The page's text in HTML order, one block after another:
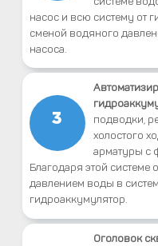
насос и всю систему от
сменой водяного
насоса.
3
подводки,
холостого
арматуры с
Благодаря этой системе
давлением воды в
гидроаккумулятор.
Оголовок